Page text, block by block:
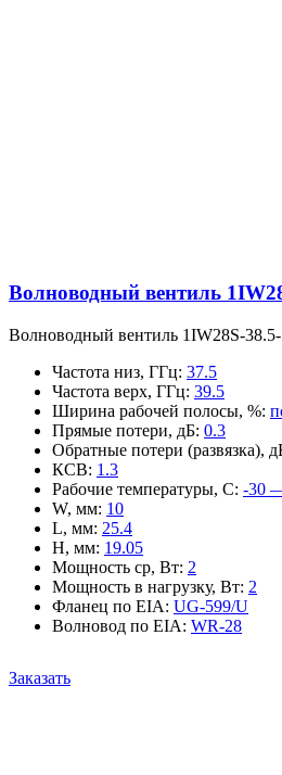
Волноводный вентиль
Волноводный вентиль 1IW28S-38.5-
Частота низ, ГГц: 37.5
Частота верх, ГГц: 39.5
Ширина рабочей полосы, %:
Прямые потери, дБ: 0.3
Обратные потери (развязка),
КСВ: 1.3
Рабочие температуры, С: -30
W, мм: 10
L, мм: 25.4
H, мм: 19.05
Мощность ср, Вт: 2
Мощность в нагрузку, Вт: 2
Фланец по EIA: UG-599/U
Волновод по EIA: WR-28
Заказать